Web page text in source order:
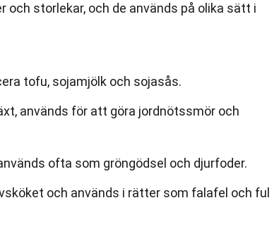
storlekar, och de används på olika sätt i
tofu, sojamjölk och sojasås.
används för att göra jordnötssmör och
ofta som gröngödsel och djurfoder.
och används i rätter som falafel och ful